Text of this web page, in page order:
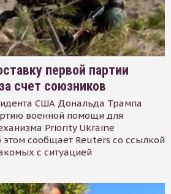
первой партии
счет союзников
США Дональда Трампа
военной помощи для
Priority Ukraine
сообщает Reuters со ссылкой
с ситуацией